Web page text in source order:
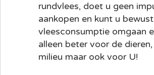
rundvlees, doet u geen
aankopen en kunt u
vleesconsumptie omgaan
alleen beter voor de
milieu maar ook voor U!